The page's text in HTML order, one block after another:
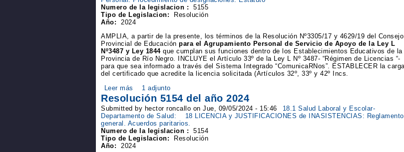
Numero de la legislacion :
5155
Tipo de Legislacion:
Resolución
Año:
2024
AMPLIA, a partir de la presente, los términos de la Resolución Nº3305/17 y 4629/19 del Consejo
Provincial de Educación para el Agrupamiento Personal de Servicio de Apoyo de la Ley L
Nº3487 y Ley 1844que cumplan sus funciones dentro de los Establecimientos Educativos de la
Provincia de Río Negro. INCLUYE el Artículo 33º de la Ley L Nº 3487- “Régimen de Licencias “-
para que sea informado a través del Sistema Integrado “ComunicaRNos”. ESTABLECER la
del certificado que acredite la licencia solicitada (Artículos 32º, 33º y 42º Incs.
Leer más
1 adjunto
Resolución 5154 del año 2024
Submitted by hector roncallo on Jue, 09/05/2024 - 15:46
18.1 Salud Laboral y Escolar-
Departamento de Salud:
18 LICENCIA y JUSTIFICACIONES de INASISTENCIAS: Reglamento
general. Acuerdos paritarios.
Numero de la legislacion :
5154
Tipo de Legislacion:
Resolución
Año:
2024